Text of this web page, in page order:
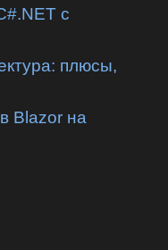
с
плюсы,
Blazor на